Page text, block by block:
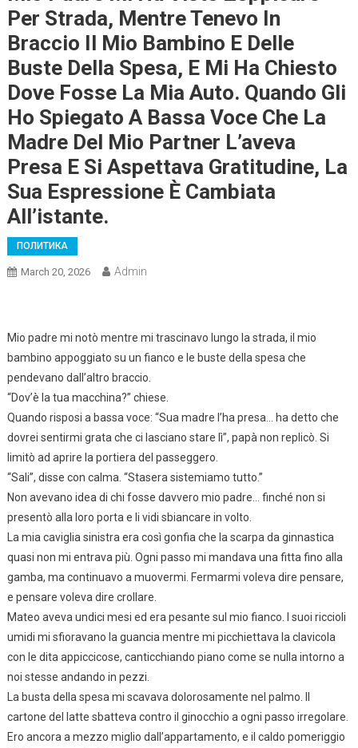
Per Strada, Mentre Tenevo In
Braccio Il Mio Bambino E Delle
Buste Della Spesa, E Mi Ha Chiesto
Dove Fosse La Mia Auto. Quando Gli
Ho Spiegato A Bassa Voce Che La
Madre Del Mio Partner L’aveva
Presa E Si Aspettava Gratitudine, La
Sua Espressione È Cambiata
All’istante.
ПОЛИТИКА
March 20, 2026 Admin
Mio padre mi notò mentre mi trascinavo lungo la strada, il mio
bambino appoggiato su un fianco e le buste della spesa che
pendevano dall’altro braccio.
“Dov’è la tua macchina?” chiese.
Quando risposi a bassa voce: “Sua madre l’ha presa… ha detto che
dovrei sentirmi grata che ci lasciano stare lì”, papà non replicò. Si
limitò ad aprire la portiera del passeggero.
“Sali”, disse con calma. “Stasera sistemiamo tutto.”
Non avevano idea di chi fosse davvero mio padre… finché non si
presentò alla loro porta e li vidi sbiancare in volto.
La mia caviglia sinistra era così gonfia che la scarpa da ginnastica
quasi non mi entrava più. Ogni passo mi mandava una fitta fino alla
gamba, ma continuavo a muovermi. Fermarmi voleva dire pensare,
e pensare voleva dire crollare.
Mateo aveva undici mesi ed era pesante sul mio fianco. I suoi riccioli
umidi mi sfioravano la guancia mentre mi picchiettava la clavicola
con le dita appiccicose, canticchiando piano come se nulla intorno a
noi stesse andando in pezzi.
La busta della spesa mi scavava dolorosamente nel palmo. Il
cartone del latte sbatteva contro il ginocchio a ogni passo irregolare.
Ero ancora a mezzo miglio dall’appartamento, e il caldo pomeriggio